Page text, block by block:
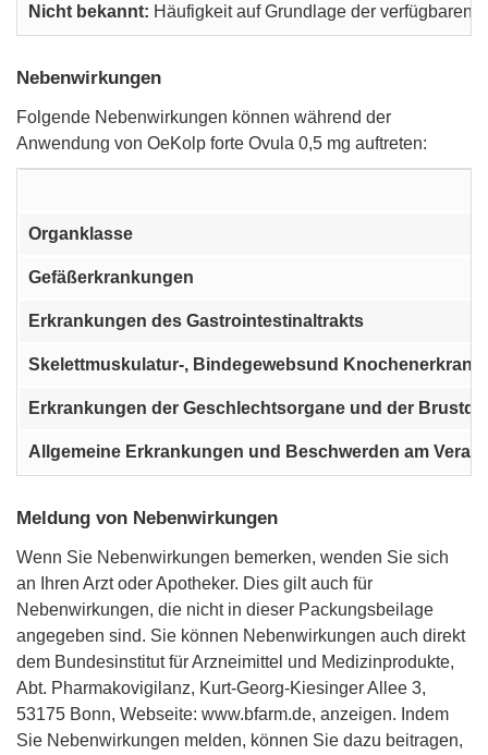
Nicht bekannt: Häufigkeit auf Grundlage der verfügbaren
Nebenwirkungen
Folgende Nebenwirkungen können während der
Anwendung von OeKolp forte Ovula 0,5 mg auftreten:
Organklasse
Gefäßerkrankungen
Erkrankungen des Gastrointestinaltrakts
Skelettmuskulatur-, Bindegewebsund
Erkrankungen der Geschlechtsorgane und der
Allgemeine Erkrankungen und Beschwerden am
Meldung von Nebenwirkungen
Wenn Sie Nebenwirkungen bemerken, wenden Sie sich
an Ihren Arzt oder Apotheker. Dies gilt auch für
Nebenwirkungen, die nicht in dieser Packungsbeilage
angegeben sind. Sie können Nebenwirkungen auch direkt
dem Bundesinstitut für Arzneimittel und Medizinprodukte,
Abt. Pharmakovigilanz, Kurt-Georg-Kiesinger Allee 3,
53175 Bonn, Webseite: www.bfarm.de, anzeigen. Indem
Sie Nebenwirkungen melden, können Sie dazu beitragen,